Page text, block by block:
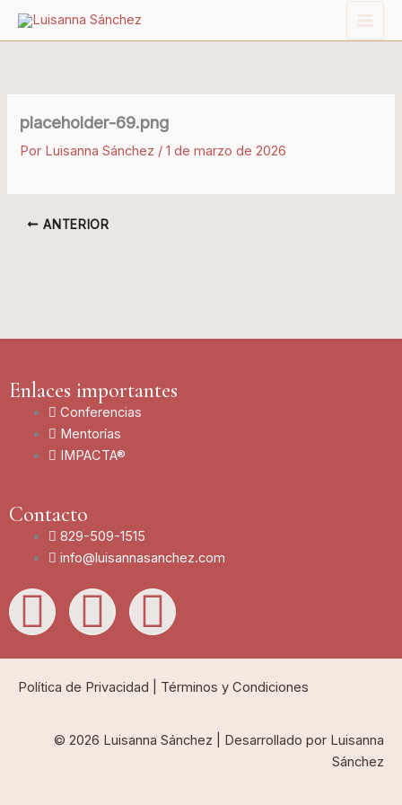
placeholder-69.png
Por Luisanna Sánchez /1 de marzo de 2026
ANTERIOR
Enlaces importantes
Conferencias
Mentorías
IMPACTA®
Contacto
829-509-1515
info@luisannasanchez.com
L
i
n
k
I
n
s
t
Y
o
u
t
Política de Privacidad Términos y Condiciones
© 2026 Luisanna Sánchez | Desarrollado por Luisanna
Sánchez